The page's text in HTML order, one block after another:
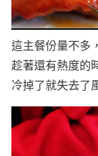
這主餐份量不多
趁著還有熱度的
冷掉了就失去了